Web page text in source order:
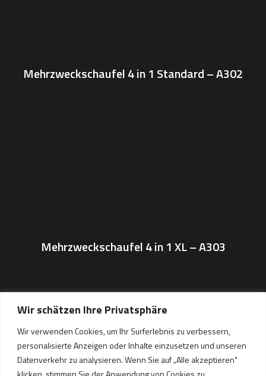
Wir schätzen Ihre Privatsphäre
Wir verwenden Cookies, um Ihr Surferlebnis zu verbessern,
personalisierte Anzeigen oder Inhalte einzusetzen und unseren
Datenverkehr zu analysieren. Wenn Sie auf „Alle akzeptieren"
Mehrzweckschaufel 4 in 1 Standard – A302
Mehrzweckschaufel 4 in 1 XL – A303